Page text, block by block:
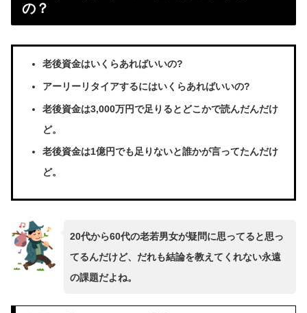
の？
老後資金はいくらあればいいの?
アーリーリタイアするにはいくらあればいいの?
老後資金は3,000万円で足りるとどこかで読んだんだけ
ど。
老後資金は1億円でも足りないと誰かが言ってたんだけ
ど。
20代から60代の老若男女が疑問に思ってると思っ
てるんだけど、だれも結論を教えてくれない永遠
の課題だよね。